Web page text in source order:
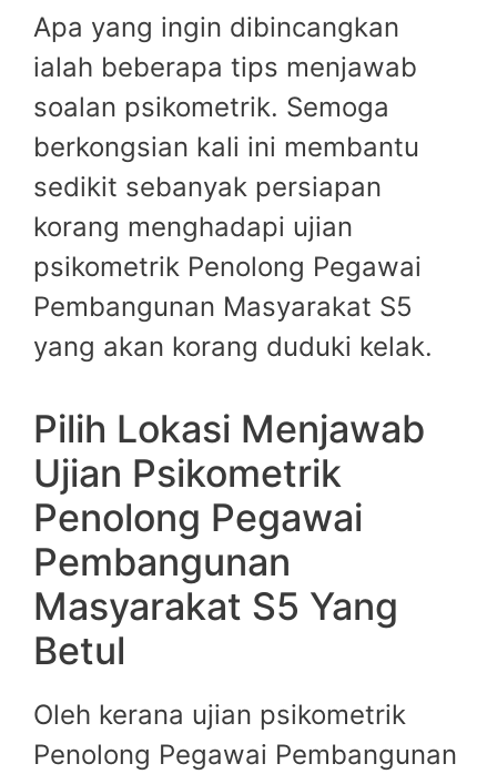
Apa yang ingin dibincangkan
ialah beberapa tips menjawab
soalan psikometrik. Semoga
berkongsian kali ini membantu
sedikit sebanyak persiapan
korang menghadapi ujian
psikometrik Penolong Pegawai
Pembangunan Masyarakat S5
yang akan korang duduki kelak.
Pilih Lokasi Menjawab
Ujian Psikometrik
Penolong Pegawai
Pembangunan
Masyarakat S5 Yang
Betul
Oleh kerana ujian psikometrik
Penolong Pegawai Pembangunan